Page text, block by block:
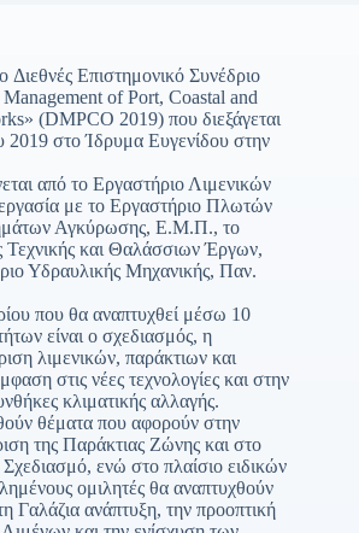
Διεθνές Επιστημονικό Συνέδριο
of Port, Coastal and
(DMPCO 2019) που διεξάγεται
2019 στο Ίδρυμα Ευγενίδου στην
από το Εργαστήριο Λιμενικών
με το Εργαστήριο Πλωτών
Αγκύρωσης, Ε.Μ.Π., το
και Θαλάσσιων Έργων,
Υδραυλικής Μηχανικής, Παν.
που θα αναπτυχθεί μέσω 10
είναι ο σχεδιασμός, η
λιμενικών, παράκτιων και
στις νέες τεχνολογίες και στην
κλιματικής αλλαγής.
θέματα που αφορούν στην
της Παράκτιας Ζώνης και στο
ενώ στο πλαίσιο ειδικών
ομιλητές θα αναπτυχθούν
Γαλάζια ανάπτυξη, την προοπτική